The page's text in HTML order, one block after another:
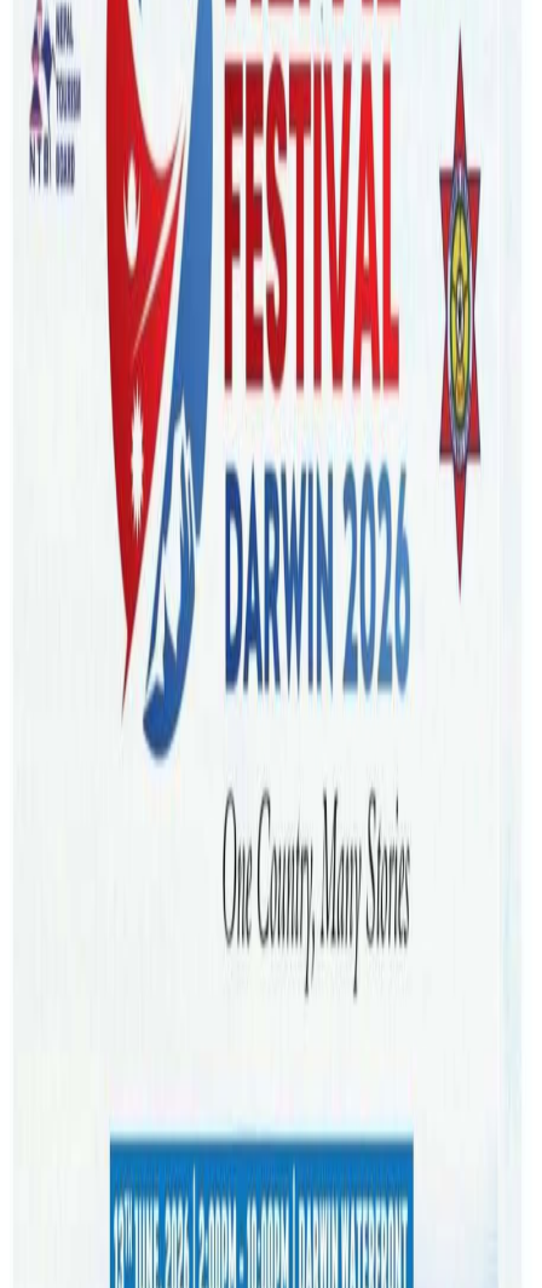
Tuesday, 2026 March 10 / 6:25 pm
अ+
काठमाडौं । जुस भनेर ओभन सफा गर्ने केमिकल पिउदा अष्ट्रेलियामा ६
वर्षिया नेपाली बालक भेन्टिलेटरमा पुग्नुभएको छ ।
सिड्नीको ओलंगनमा बस्ने नेपाली परिवारमा यो दुःखद घटना घटेको हो
। आफ्नो छोरा ड्यानी खतिवडाले झुक्किएर रसाएन (केमिकल) पिउदा
फेब्रुअरी २५ मा गम्भिर घाइते भएको र अहिले भेन्टिलेटरमा उपचार
भइरहेको आमा सुस्मिता कार्कीले नेपालट्युबलाई जानकारि दिनुभएको
छ । विशेष क्षमता भएका ड्यानीलाई छाडेर अर्को बच्चालाई स्याहार
गर्दैगर्दा किचनमा पुगेर केमिकल पिएपछि मुख,घाँटी र पेटसम्मै गम्भिर
उपचारमा आर्थिक सहयोगका लागि गोफण्डमी अभियान
लामो समय अस्पतालमा राखेर उपचार गर्नुपर्ने भएपछि आमा
सुस्मिताले गो फण्डमी मार्फत सहयोग संकलन थाल्नुभएको छ । तपाई
पनि भेन्टिलेटरमा उपचाररत ६ वर्षिया नेपाली बालकलाई सहयोग गर्न